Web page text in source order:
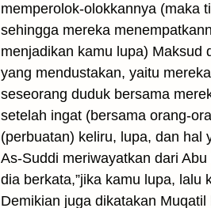
memperolok-olokkannya (maka
sehingga mereka
menjadikan kamu lupa) Maksud
yang mendustakan, yaitu
seseorang duduk bersama
setelah ingat (bersama orang-
(perbuatan) keliru, lupa, dan hal
As-Suddi meriwayatkan dari
dia berkata,”jika kamu lupa, lalu
Demikian juga dikatakan